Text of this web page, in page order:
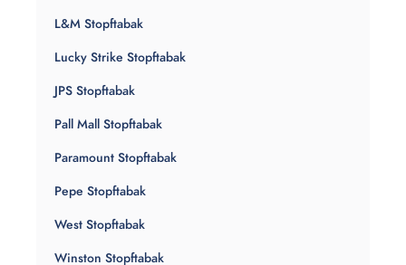
L&M Stopftabak
Lucky Strike Stopftabak
JPS Stopftabak
Pall Mall Stopftabak
Paramount Stopftabak
Pepe Stopftabak
West Stopftabak
Winston Stopftabak